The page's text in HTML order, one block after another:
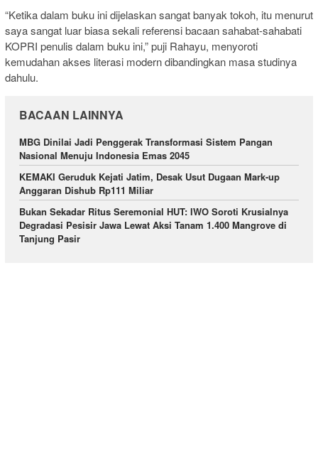
“Ketika dalam buku ini dijelaskan sangat banyak tokoh, itu menurut
saya sangat luar biasa sekali referensi bacaan sahabat-sahabati
KOPRI penulis dalam buku ini,” puji Rahayu, menyoroti
kemudahan akses literasi modern dibandingkan masa studinya
dahulu.
BACAAN LAINNYA
MBG Dinilai Jadi Penggerak Transformasi Sistem Pangan
Nasional Menuju Indonesia Emas 2045
KEMAKI Geruduk Kejati Jatim, Desak Usut Dugaan Mark-up
Anggaran Dishub Rp111 Miliar
Bukan Sekadar Ritus Seremonial HUT: IWO Soroti Krusialnya
Degradasi Pesisir Jawa Lewat Aksi Tanam 1.400 Mangrove di
Tanjung Pasir